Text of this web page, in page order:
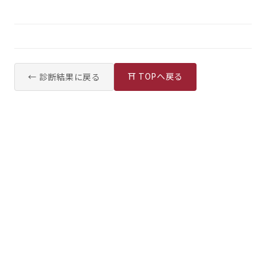
← 診断結果に戻る ⛩ TOPへ戻る